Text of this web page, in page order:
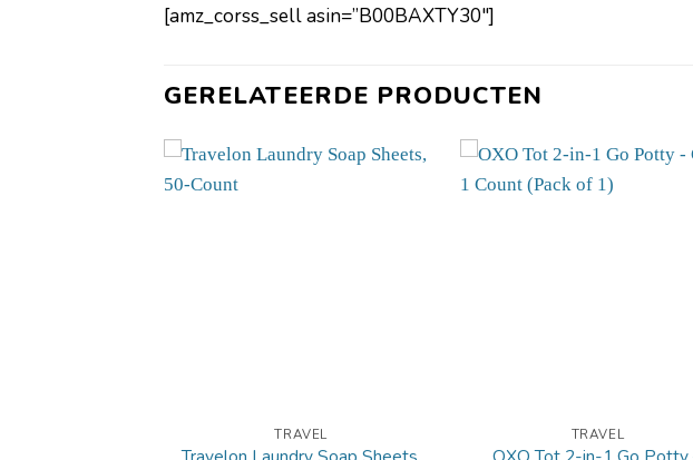
[amz_corss_sell asin=”B00BAXTY30″]
GERELATEERDE PRODUCTEN
TRAVEL TRAVEL